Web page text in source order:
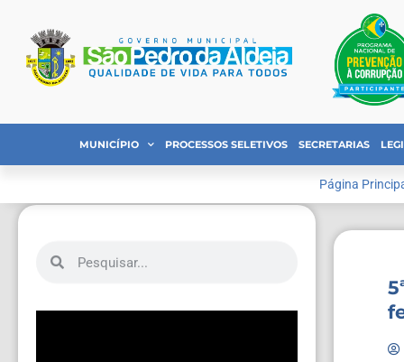
MUNICÍPIO PROCESSOS SELETIVOS SECRETARIAS
Página